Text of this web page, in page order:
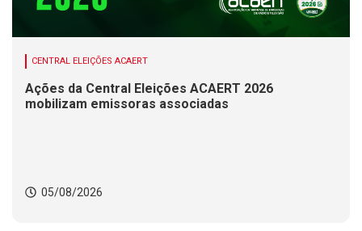
CENTRAL ELEIÇÕES ACAERT
Ações da Central Eleições ACAERT 2026
mobilizam emissoras associadas
05/08/2026